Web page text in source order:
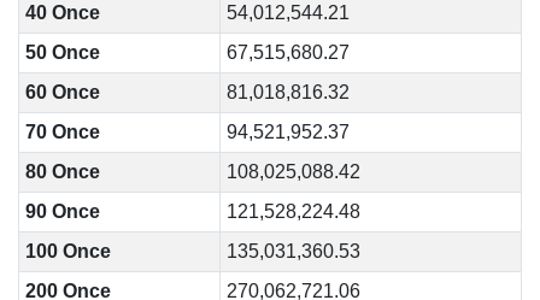
40 Once
54,012,544.21
50 Once
67,515,680.27
60 Once
81,018,816.32
70 Once
94,521,952.37
80 Once
108,025,088.42
90 Once
121,528,224.48
100 Once
135,031,360.53
200 Once
270,062,721.06